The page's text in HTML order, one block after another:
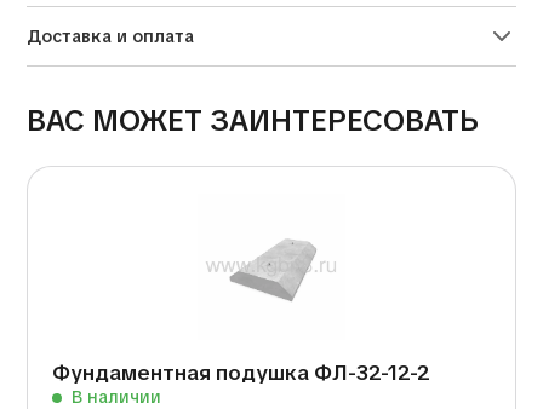
Доставка и оплата
ВАС МОЖЕТ ЗАИНТЕРЕСОВАТЬ
Фундаментная подушка ФЛ-32-12-2
В наличии